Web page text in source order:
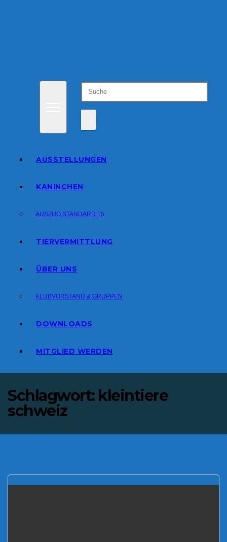
AUSSTELLUNGEN
KANINCHEN
AUSZUG STANDARD 15
TIERVERMITTLUNG
ÜBER UNS
KLUBVORSTAND & GRUPPEN
DOWNLOADS
MITGLIED WERDEN
Schlagwort: kleintiere
schweiz